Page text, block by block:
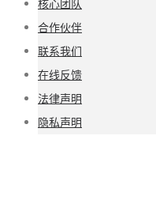
核心团队
合作伙伴
联系我们
在线反馈
法律声明
隐私声明